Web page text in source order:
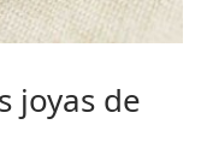
joyas de